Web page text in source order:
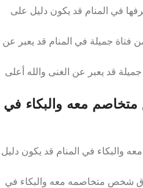
في المنام قد يكون دليل على
جميلة في المنام قد يعبر عن
قد يعبر عن الغنى والله أعلى
معه والبكاء في
في المنام قد يكون دليل
شخص متخاصمه معه والبكاء في